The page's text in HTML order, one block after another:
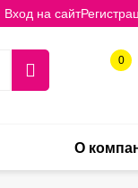
Вход на сайт
0
О